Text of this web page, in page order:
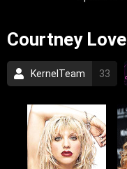
Courtney Love
KernelTeam 33
Courtney Love 1
Courtney Love